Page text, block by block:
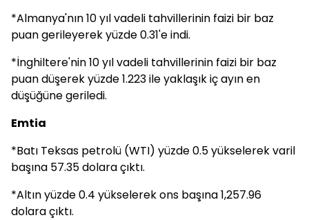
*Almanya'nın 10 yıl vadeli tahvillerinin faizi bir baz
puan gerileyerek yüzde 0.31'e indi.
*İnghiltere'nin 10 yıl vadeli tahvillerinin faizi bir baz
puan düşerek yüzde 1.223 ile yaklaşık iç ayın en
düşüğüne geriledi.
Emtia
*Batı Teksas petrolü (WTI) yüzde 0.5 yükselerek varil
başına 57.35 dolara çıktı.
*Altın yüzde 0.4 yükselerek ons başına 1,257.96
dolara çıktı.